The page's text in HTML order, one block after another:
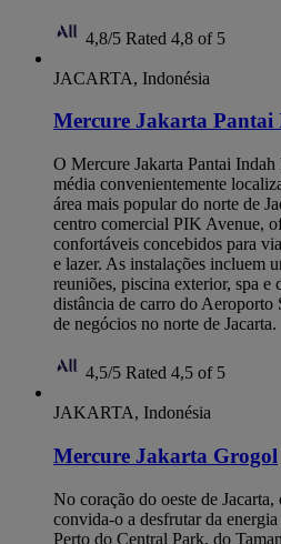
4,8/5 Rated 4,8 of 5
JACARTA, Indonésia
Mercure Jakarta
O Mercure Jakarta Pantai
média convenientemente
área mais popular do norte de
centro comercial PIK Avenue,
confortáveis concebidos para
e lazer. As instalações incluem
reuniões, piscina exterior, spa e
distância de carro do Aeroporto
de negócios no norte de Jacarta.
4,5/5 Rated 4,5 of 5
JAKARTA, Indonésia
Mercure Jakarta Grogol
No coração do oeste de
convida-o a desfrutar da
Perto do Central Park, do